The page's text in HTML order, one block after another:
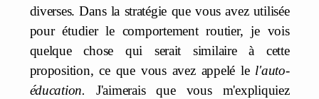
diverses. Dans la stratégie que vous avez utilisée
pour étudier le comportement routier, je vois
quelque chose qui serait similaire à cette
proposition, ce que vous avez appelé le l'auto-
éducation. J'aimerais que vous m'expliquiez